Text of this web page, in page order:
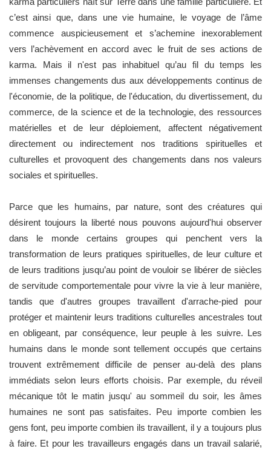
c’est ainsi que, dans une vie humaine, le voyage de l’âme
commence auspicieusement et s’achemine inexorablement
vers l’achèvement en accord avec le fruit de ses actions de
karma. Mais il n'est pas inhabituel qu’au fil du temps les
immenses changements dus aux développements continus de
l'économie, de la politique, de l'éducation, du divertissement, du
commerce, de la science et de la technologie, des ressources
matérielles et de leur déploiement, affectent négativement
directement ou indirectement nos traditions spirituelles et
culturelles et provoquent des changements dans nos valeurs
sociales et spirituelles.
Parce que les humains, par nature, sont des créatures qui
désirent toujours la liberté nous pouvons aujourd'hui observer
dans le monde certains groupes qui penchent vers la
transformation de leurs pratiques spirituelles, de leur culture et
de leurs traditions jusqu’au point de vouloir se libérer de siècles
de servitude comportementale pour vivre la vie à leur manière,
tandis que d'autres groupes travaillent d'arrache-pied pour
protéger et maintenir leurs traditions culturelles ancestrales tout
en obligeant, par conséquence, leur peuple à les suivre. Les
humains dans le monde sont tellement occupés que certains
trouvent extrêmement difficile de penser au-delà des plans
immédiats selon leurs efforts choisis. Par exemple, du réveil
mécanique tôt le matin jusqu' au sommeil du soir, les âmes
humaines ne sont pas satisfaites. Peu importe combien les
gens font, peu importe combien ils travaillent, il y a toujours plus
à faire. Et pour les travailleurs engagés dans un travail salarié,